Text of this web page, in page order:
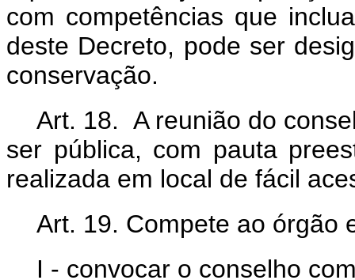
com competências que
deste Decreto, pode ser
conservação.
Art. 18. A reunião do
ser pública, com pauta
realizada em local de fácil
Art. 19. Compete ao órgão
I - convocar o conselho